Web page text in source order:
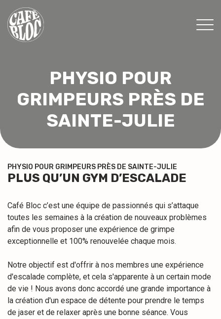
ÉVÉNEMENTS & PROMOS
THÉRAPEUTES
CONSENTEMENT
EN
PHYSIO POUR
GRIMPEURS PRÈS DE
SAINTE-JULIE
PHYSIO POUR GRIMPEURS PRÈS DE SAINTE-JULIE
PLUS QU’UN GYM D’ESCALADE
Café Bloc c’est une équipe de passionnés qui s’attaque
toutes les semaines à la création de nouveaux problèmes
afin de vous proposer une expérience de grimpe
exceptionnelle et 100% renouvelée chaque mois.
Notre objectif est d'offrir à nos membres une expérience
d'escalade complète, et cela s'apparente à un certain mode
de vie ! Nous avons donc accordé une grande importance à
la création d'un espace de détente pour prendre le temps
de jaser et de relaxer après une bonne séance. Vous